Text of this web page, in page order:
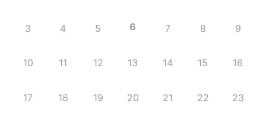
3 4 5 6 7 8 9
10 11 12 13 14 15 16
17 18 19 20 21 22 23